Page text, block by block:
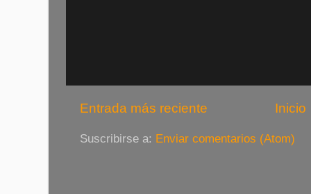
Entrada más reciente Inicio
Suscribirse a: Enviar comentarios (Atom)